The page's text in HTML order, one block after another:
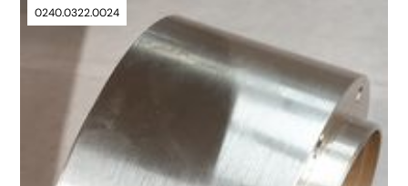
0240.0322.0024